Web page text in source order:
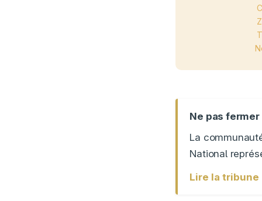
Ne pas
La
National
Lire la